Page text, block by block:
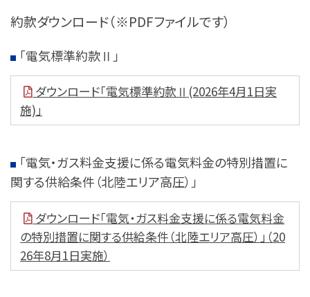
約款ダウンロード（※PDFファイルです）
「電気標準約款Ⅱ」
ダウンロード「電気標準約款Ⅱ(2026年4月1日実
施)」
「電気・ガス料金支援に係る電気料金の特別措置に
関する供給条件（北陸エリア高圧）」
ダウンロード「電気・ガス料金支援に係る電気料金
の特別措置に関する供給条件（北陸エリア高圧）」（20
26年8月1日実施）